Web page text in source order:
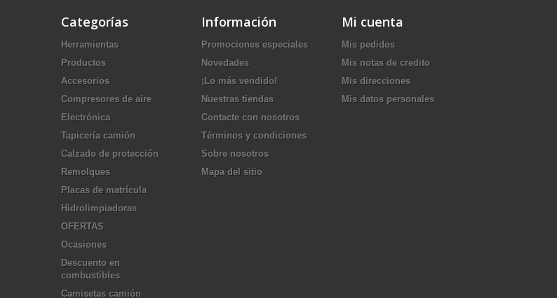
Categorías
Herramientas
Productos
Accesorios
Compresores de aire
Electrónica
Tapicería camión
Calzado de protección
Remolques
Placas de matrícula
Hidrolimpiadoras
OFERTAS
Ocasiones
Descuento en
combustibles
Camisetas camión
Información
Promociones especiales
Novedades
¡Lo más vendido!
Nuestras tiendas
Contacte con nosotros
Términos y condiciones
Sobre nosotros
Mapa del sitio
Mi cuenta
Mis pedidos
Mis notas de credito
Mis direcciones
Mis datos personales